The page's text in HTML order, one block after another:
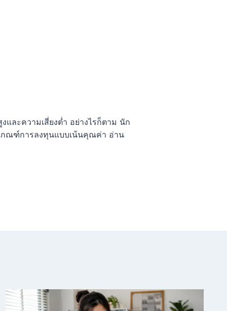
ละความเสี่ยงต่ำ อย่างไรก็ตาม นัก
กณฑ์การลงทุนแบบเน้นคุณค่า อ่าน